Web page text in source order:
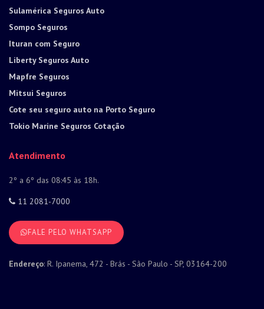
Sulamérica Seguros Auto
Sompo Seguros
Ituran com Seguro
Liberty Seguros Auto
Mapfre Seguros
Mitsui Seguros
Cote seu seguro auto na Porto Seguro
Tokio Marine Seguros Cotação
Atendimento
2º a 6º das 08:45 às 18h.
11 2081-7000
FALE PELO WHATSAPP
Endereço: R. Ipanema, 472 - Brás - São Paulo - SP, 03164-200